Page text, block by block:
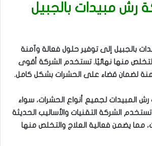
رش مبيدات بالجبيل
بالجبيل إلى توفير حلول فعالة وآمنة
منها نهائيًا. تستخدم الشركة أقوى
لضمان قضاء على الحشرات بشكل كامل.
المبيدات لجميع أنواع الحشرات، سواء
الشركة التقنيات والأساليب الحديثة
يضمن فعالية العلاج والتخلص منها